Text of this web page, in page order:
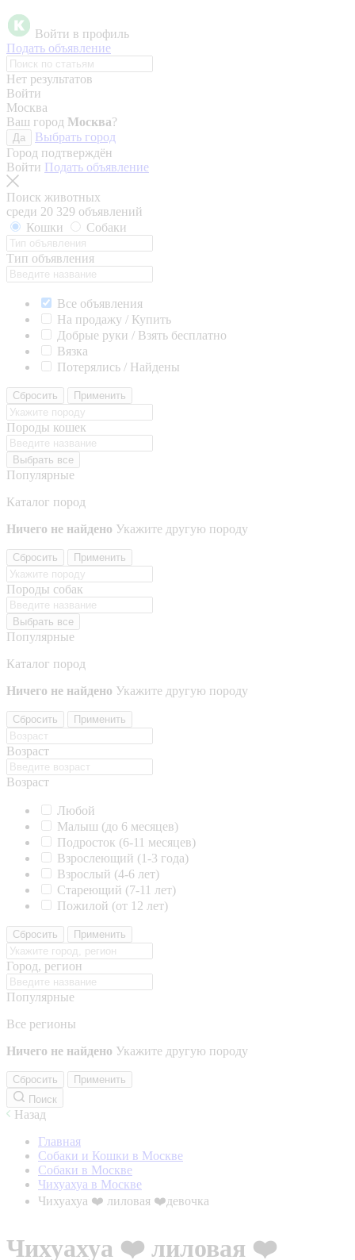
Войти в профиль
Подать объявление
Нет результатов
Войти
Москва
Ваш город Москва?
Да
Выбрать город
Город подтверждён
Войти Подать объявление
Поиск животных
среди 20 329 объявлений
Кошки
Собаки
Тип объявления
Все объявления
На продажу / Купить
Добрые руки / Взять бесплатно
Вязка
Потерялись / Найдены
Сбросить Применить
Породы кошек
Выбрать все
Популярные
Каталог пород
Ничего не найдено Укажите другую породу
Сбросить Применить
Породы собак
Выбрать все
Популярные
Каталог пород
Ничего не найдено Укажите другую породу
Сбросить Применить
Возраст
Возраст
Любой
Малыш (до 6 месяцев)
Подросток (6-11 месяцев)
Взрослеющий (1-3 года)
Взрослый (4-6 лет)
Стареющий (7-11 лет)
Пожилой (от 12 лет)
Сбросить Применить
Город, регион
Популярные
Все регионы
Ничего не найдено Укажите другую породу
Сбросить
Применить
Поиск
Назад
Главная
Собаки и Кошки в Москве
Собаки в Москве
Чихуахуа в Москве
Чихуахуа ❤️ лиловая ❤️девочка
Чихуахуа ❤️ лиловая ❤️